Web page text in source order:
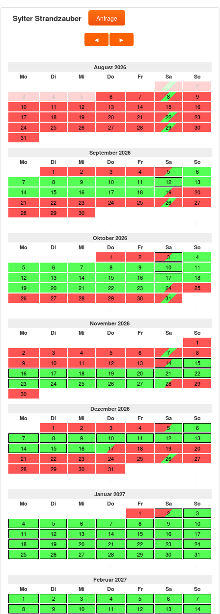
Sylter Strandzauber Anfrage
August 2026
Mo
Di Mi Do Fr Sa So
1
2
3
4 5 6 7 8
9
10
11 12 13 14 15
16
17
18 19 20 21 22
23
24
25 26 27 28 29
30
31
September 2026
Mo
Di Mi Do Fr Sa So
1 2 3 4 5
6
7
8 9 10 11 12
13
14
15 16 17 18 19
20
21
22 23 24 25 26
27
28
29
30
Oktober 2026
Mo
Di Mi Do Fr Sa So
1 2 3
4
5
6 7 8 9 10
11
12
13 14 15 16 17
18
19
20 21 22 23 24
25
26
27 28 29 30
31
November 2026
Mo
Di Mi Do Fr Sa So
1
2
3 4 5 6 7
8
9
10 11 12 13 14
15
16
17 18 19 20 21
22
23
24 25 26 27 28
29
30
Dezember 2026
Mo
Di Mi Do Fr Sa So
1 2 3 4 5
6
7
8 9 10 11 12
13
14
15 16 17 18 19
20
21
22 23 24 25 26
27
28
29 30
31
Januar 2027
Mo
Di Mi Do Fr Sa So
1 2
3
4
5 6 7 8 9
10
11
12 13 14 15 16
17
18
19 20 21 22 23
24
25
26 27 28 29 30
31
Februar 2027
Mo
Di Mi Do Fr Sa So
1 2 3 4 5 6
7
8
9 10 11 12 13
14